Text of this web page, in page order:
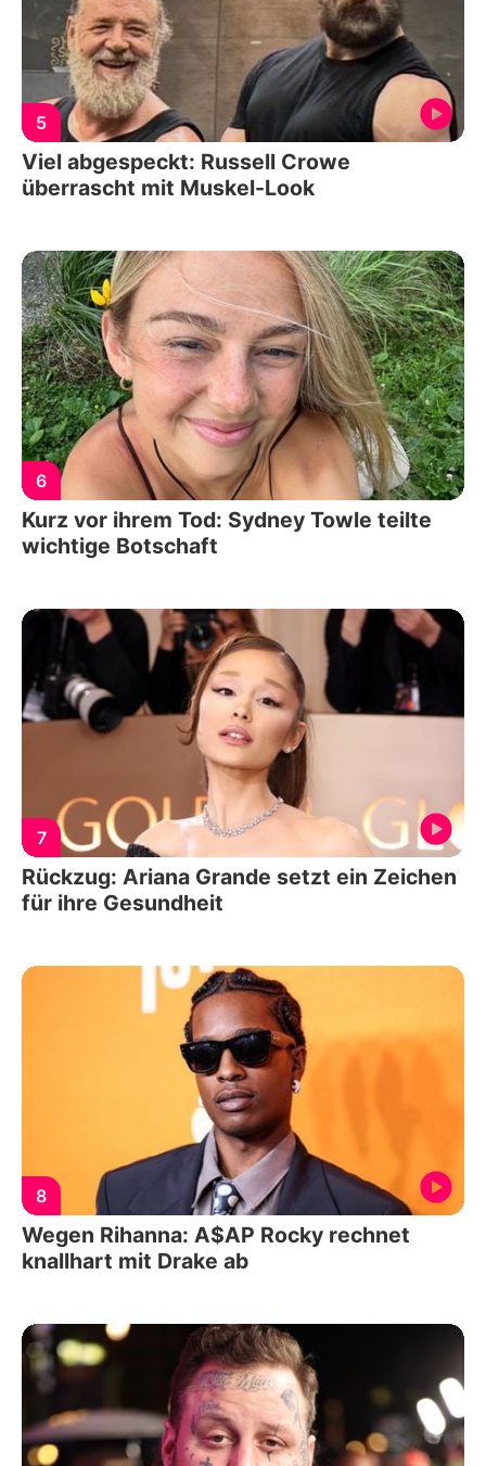
5
Viel abgespeckt: Russell Crowe
überrascht mit Muskel-Look
6
Kurz vor ihrem Tod: Sydney Towle teilte
wichtige Botschaft
7
Rückzug: Ariana Grande setzt ein Zeichen
für ihre Gesundheit
8
Wegen Rihanna: A$AP Rocky rechnet
knallhart mit Drake ab